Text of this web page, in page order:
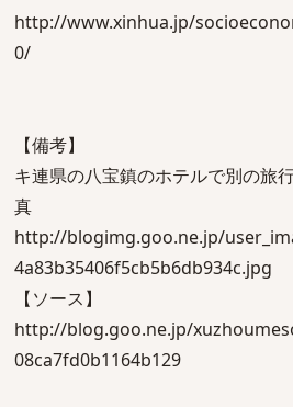
http://www.xinhua.jp/
0/
【備考】
キ連県の八宝鎮のホテルで別の旅
真
http://blogimg.goo.ne.jp/
4a83b35406f5cb5b6db934c.jpg
【ソース】
http://blog.goo.ne.jp/
08ca7fd0b1164b129